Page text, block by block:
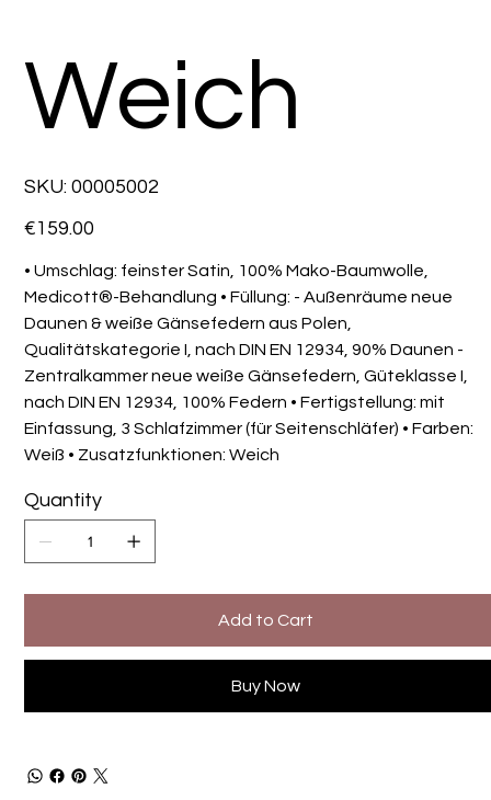
Weich
SKU: SKU
00005002
00005002
Price
€159.00
• Umschlag: feinster Satin, 100% Mako-Baumwolle,
Medicott®-Behandlung • Füllung: - Außenräume neue
Daunen & weiße Gänsefedern aus Polen,
Qualitätskategorie I, nach DIN EN 12934, 90% Daunen -
Zentralkammer neue weiße Gänsefedern, Güteklasse I,
nach DIN EN 12934, 100% Federn • Fertigstellung: mit
Einfassung, 3 Schlafzimmer (für Seitenschläfer) • Farben:
Weiß • Zusatzfunktionen: Weich
Quantity
Add to Cart
Buy Now